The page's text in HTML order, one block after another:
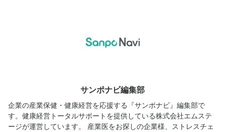
サンポナビ編集部
企業の産業保健・健康経営を応援する『サンポナビ』編集部で
す。健康経営トータルサポートを提供している株式会社エムステ
ージが運営しています。 産業医をお探しの企業様、ストレスチェ